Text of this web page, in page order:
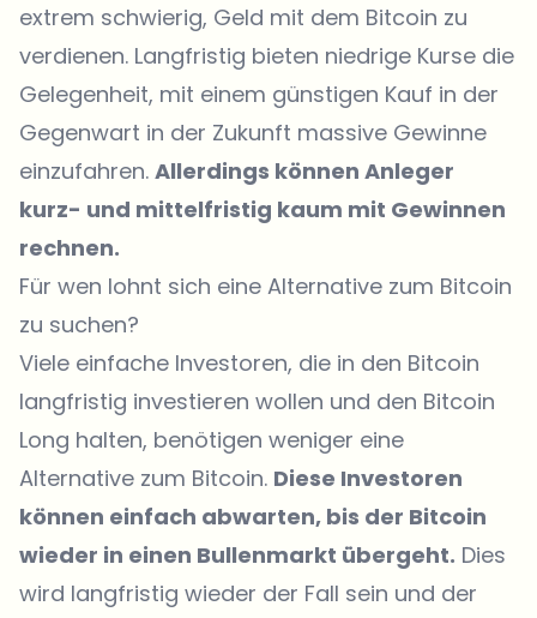
extrem schwierig, Geld mit dem Bitcoin zu
verdienen. Langfristig bieten niedrige Kurse die
Gelegenheit, mit einem günstigen Kauf in der
Gegenwart in der Zukunft massive Gewinne
einzufahren. Allerdings können Anleger
kurz- und mittelfristig kaum mit Gewinnen
rechnen.
Für wen lohnt sich eine Alternative zum Bitcoin
zu suchen?
Viele einfache Investoren, die in den Bitcoin
langfristig investieren wollen und den Bitcoin
Long halten, benötigen weniger eine
Alternative zum Bitcoin. Diese Investoren
können einfach abwarten, bis der Bitcoin
wieder in einen Bullenmarkt übergeht. Dies
wird langfristig wieder der Fall sein und der